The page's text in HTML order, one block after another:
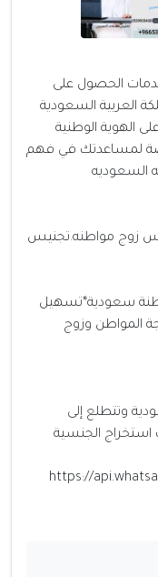
الحصول على
العربية السعودية
الهوية الوطنية
لمساعدتك في فهم
السعوديه
زوج مواطنه.تجنيس
سعودية*تسهيل
المواطن وزوج
وتتطلع إلى
استخراج الجنسية
https://